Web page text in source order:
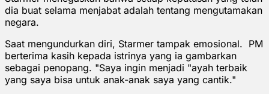
dia buat selama menjabat adalah tentang mengutamakan
negara.
Saat mengundurkan diri, Starmer tampak emosional. PM
berterima kasih kepada istrinya yang ia gambarkan
sebagai penopang. "Saya ingin menjadi "ayah terbaik
yang saya bisa untuk anak-anak saya yang cantik."